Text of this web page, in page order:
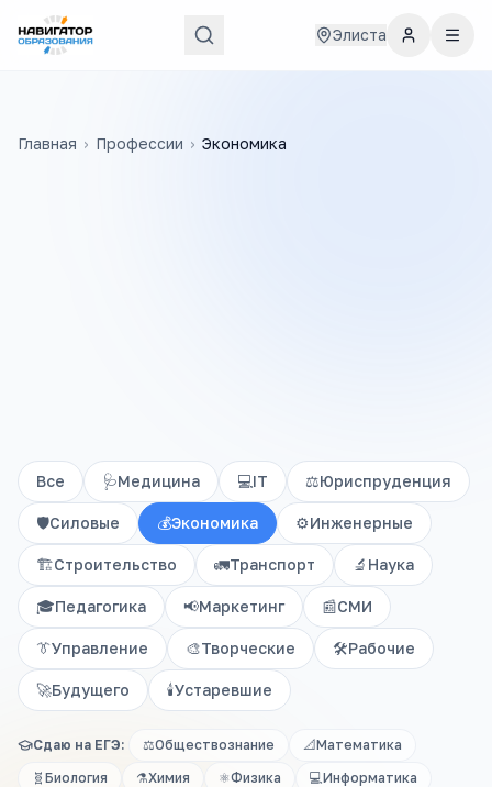
Элиста
Главная › Профессии › Экономика
Все 🩺Медицина 💻IT ⚖️Юриспруденция
🛡️Силовые 💰Экономика ⚙️Инженерные
🏗️Строительство 🚛Транспорт 🔬 Наука
🎓Педагогика 📢Маркетинг 📰СМИ
👔Управление 🎨Творческие 🛠️Рабочие
🚀Будущего 🕯️Устаревшие
Сдаю на ЕГЭ: ⚖️Обществознание 📐Математика
🧬 Биология ⚗️Химия ⚛️Физика 💻Информатика